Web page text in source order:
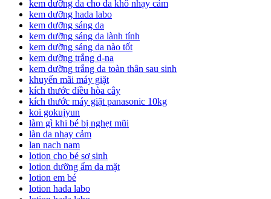
kem dưỡng da cho da khô nhạy cảm
kem dưỡng hada labo
kem dưỡng sáng da
kem dưỡng sáng da lành tính
kem dưỡng sáng da nào tốt
kem dưỡng trắng d-na
kem dưỡng trắng da toàn thân sau sinh
khuyến mãi máy giặt
kích thước điều hòa cây
kích thước máy giặt panasonic 10kg
koi gokujyun
làm gì khi bé bị nghẹt mũi
làn da nhạy cảm
lan nach nam
lotion cho bé sơ sinh
lotion dưỡng ẩm da mặt
lotion em bé
lotion hada labo